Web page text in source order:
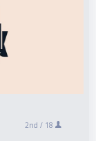
2nd / 18